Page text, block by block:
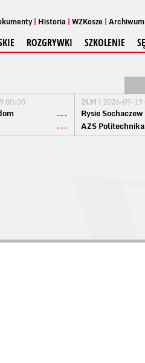
Historia WZKosze Archiwum
ROZGRYWKI SZKOLENIE
00:00
---
---
2LM | 2026-09-
Rysie Sochaczew
AZS